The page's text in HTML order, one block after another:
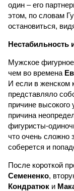
один – его
этом, по словам
остановиться,
Нестабильность
Мужское
чем во времена
И если в женском
представляло
причине высокого
причина
фигуристы-
что очень сложно
соберется и
После короткой
Семененко,
Кондратюк и